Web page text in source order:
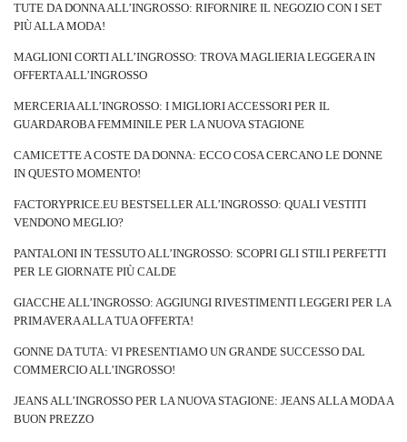
TUTE DA DONNA ALL’INGROSSO: RIFORNIRE IL NEGOZIO CON I SET
PIÙ ALLA MODA!
MAGLIONI CORTI ALL’INGROSSO: TROVA MAGLIERIA LEGGERA IN
OFFERTA ALL’INGROSSO
MERCERIA ALL’INGROSSO: I MIGLIORI ACCESSORI PER IL
GUARDAROBA FEMMINILE PER LA NUOVA STAGIONE
CAMICETTE A COSTE DA DONNA: ECCO COSA CERCANO LE DONNE
IN QUESTO MOMENTO!
FACTORYPRICE.EU BESTSELLER ALL’INGROSSO: QUALI VESTITI
VENDONO MEGLIO?
PANTALONI IN TESSUTO ALL’INGROSSO: SCOPRI GLI STILI PERFETTI
PER LE GIORNATE PIÙ CALDE
GIACCHE ALL’INGROSSO: AGGIUNGI RIVESTIMENTI LEGGERI PER LA
PRIMAVERA ALLA TUA OFFERTA!
GONNE DA TUTA: VI PRESENTIAMO UN GRANDE SUCCESSO DAL
COMMERCIO ALL’INGROSSO!
JEANS ALL’INGROSSO PER LA NUOVA STAGIONE: JEANS ALLA MODA A
BUON PREZZO